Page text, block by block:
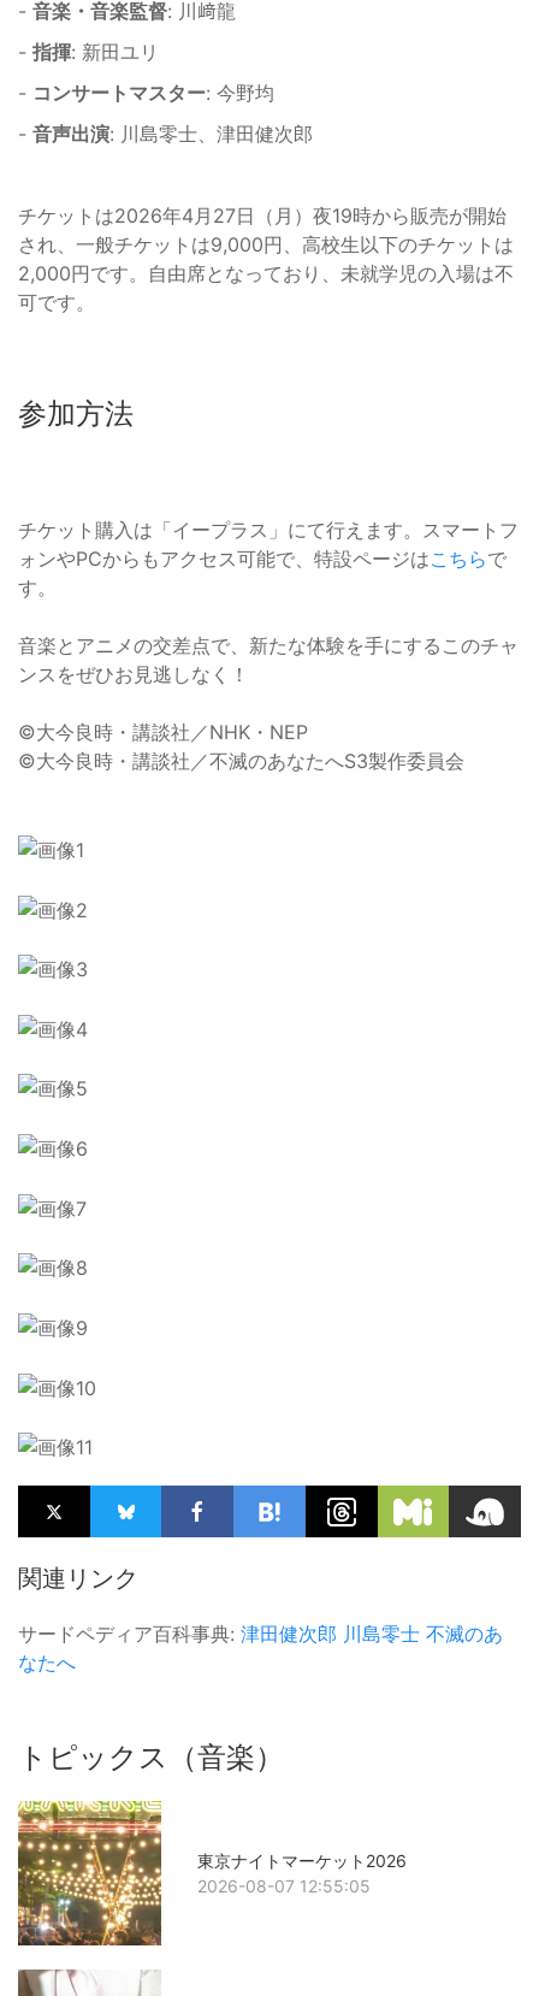
- 音楽・音楽監督: 川﨑龍
- 指揮: 新田ユリ
- コンサートマスター: 今野均
- 音声出演: 川島零士、津田健次郎
チケットは2026年4月27日（月）夜19時から販売が開始
され、一般チケットは9,000円、高校生以下のチケットは
2,000円です。自由席となっており、未就学児の入場は不
可です。
参加方法
チケット購入は「イープラス」にて行えます。スマートフ
ォンやPCからもアクセス可能で、特設ページはこちらで
す。
音楽とアニメの交差点で、新たな体験を手にするこのチャ
ンスをぜひお見逃しなく！
©大今良時・講談社／NHK・NEP
©大今良時・講談社／不滅のあなたへS3製作委員会
関連リンク
サードペディア百科事典: 津田健次郎 川島零士 不滅のあ
なたへ
トピックス（音楽）
東京ナイトマーケット2026
2026-08-07 12:55:05